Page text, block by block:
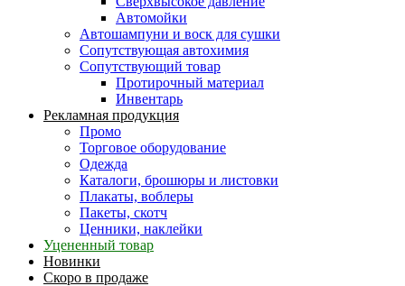
Автомойки
Автошампуни и воск для сушки
Сопутствующая автохимия
Сопутствующий товар
Протирочный материал
Инвентарь
Рекламная продукция
Промо
Торговое оборудование
Одежда
Каталоги, брошюры и листовки
Плакаты, воблеры
Пакеты, скотч
Ценники, наклейки
Уцененный товар
Новинки
Скоро в продаже